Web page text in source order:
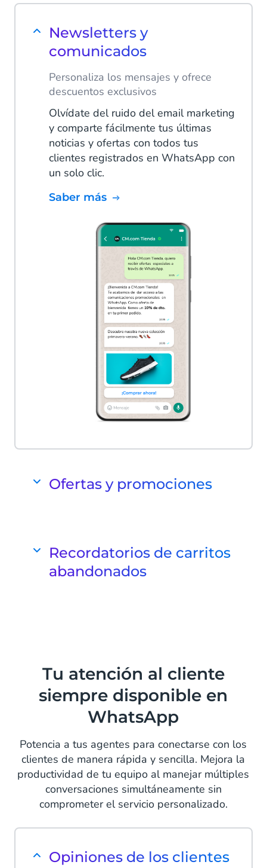
Newsletters y
comunicados
Personaliza los mensajes y ofrece
descuentos exclusivos
Olvídate del ruido del email marketing
y comparte fácilmente tus últimas
noticias y ofertas con todos tus
clientes registrados en WhatsApp con
un solo clic.
Saber más
Ofertas y promociones
La gente se ve abrumada por los
mensajes de las empresas,
especialmente durante los periodos
Recordatorios de carritos
abandonados
mensajes de re-contactación en
WhatsApp. Permite que tus clientes
redescubran su lista de deseos y
concreten esa venta.
Tu atención al cliente
siempre disponible en
WhatsApp
Potencia a tus agentes para conectarse con los
clientes de manera rápida y sencilla. Mejora la
productividad de tu equipo al manejar múltiples
conversaciones simultáneamente sin
comprometer el servicio personalizado.
Opiniones de los clientes